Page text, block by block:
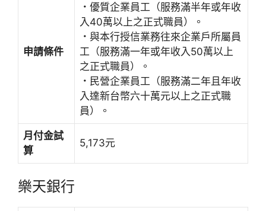
申請條件
． 優質企業員工（服務滿半年或年收
入40萬以上之正式職員）。
． 與本行授信業務往來企業戶所屬員
工（服務滿一年或年收入50萬以上
之正式職員）。
． 民營企業員工（服務滿二年且年收
入達新台幣六十萬元以上之正式職
員）。
月付金試
算
5,173元
樂天銀行